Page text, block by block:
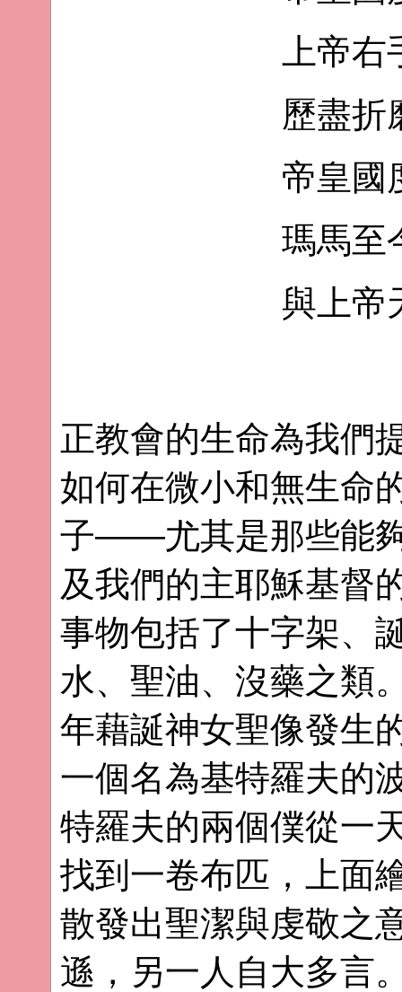
上帝
歷盡折
帝皇國
瑪馬至
與上帝
正教會的生命為我們
如何在微小和無生命
子——尤其是那些能
及我們的主耶穌基督
事物包括了十字架、
水、聖油、沒藥之類
年藉誕神女聖像發生
一個名為基特羅夫的
特羅夫的兩個僕從一
找到一卷布匹，上面
散發出聖潔與虔敬之
遜，另一人自大多言